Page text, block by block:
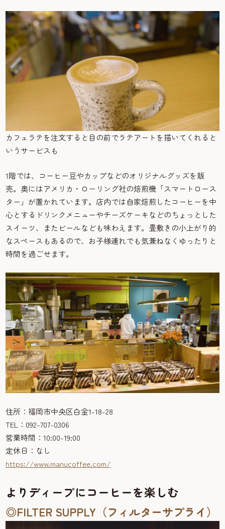
カフェラテを注文すると目の前でラテアートを描いてくれると
いうサービスも
1階では、コーヒー豆やカップなどのオリジナルグッズを販
売。奥にはアメリカ・ローリング社の焙煎機「スマートロース
ター」が置かれています。店内では自家焙煎したコーヒーを中
心とするドリンクメニューやチーズケーキなどのちょっとした
スイーツ、またビールなども味わえます。畳敷きの小上がり的
なスペースもあるので、お子様連れでも気兼ねなくゆったりと
時間を過ごせます。
住所：福岡市中央区白金1-18-28
TEL：092-707-0306
営業時間：10:00-19:00
定休日：なし
https://www.manucoffee.com/
よりディープにコーヒーを楽しむ
◎FILTER SUPPLY（フィルターサプライ）